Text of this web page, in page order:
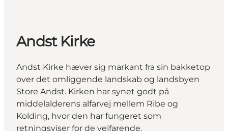
Andst Kirke
Andst Kirke hæver sig markant fra sin bakketop
over det omliggende landskab og landsbyen
Store Andst. Kirken har synet godt på
middelalderens alfarvej mellem Ribe og
Kolding, hvor den har fungeret som
retningsviser for de vejfarende.